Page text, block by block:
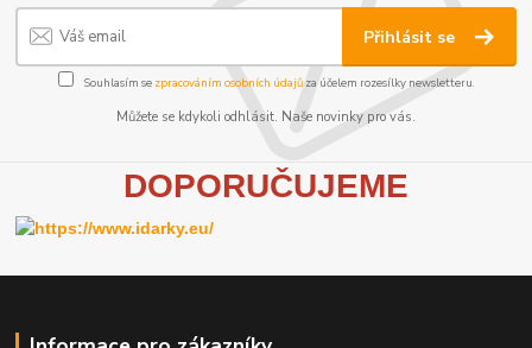
Přihlásit se
Souhlasím se zpracováním osobních údajůza účelem rozesílky newsletteru.
Můžete se kdykoli odhlásit. Naše novinky pro vás.
DOPORUČUJEME